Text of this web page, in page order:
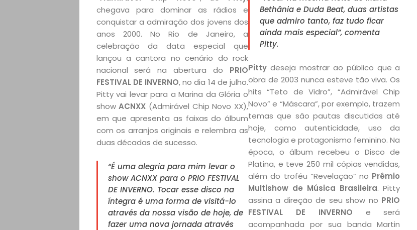
chegava para dominar as rádios e
conquistar a admiração dos jovens dos
anos 2000. No Rio de Janeiro, a
celebração da data especial que
lançou a cantora no cenário do rock
nacional será na abertura do PRIO
FESTIVAL DE INVERNO, no dia 14 de julho.
Pitty vai levar para a Marina da Glória o
showACNXX (Admirável Chip Novo XX),
em que apresenta as faixas do álbum
com os arranjos originais e relembra as
duas décadas de sucesso.
“É uma alegria para mim levar o
show ACNXX para o PRIO FESTIVAL
DE INVERNO. Tocar esse disco na
íntegra é uma forma de visitá-lo
através da nossa visão de hoje, de
fazer uma nova jornada através
Bethânia e Duda Beat, duas artistas
que admiro tanto, faz tudo ficar
ainda mais especial”, comenta
Pitty.
Pitty deseja mostrar ao público que a
obra de 2003 nunca esteve tão viva. Os
hits “Teto de Vidro”, “Admirável Chip
Novo” e “Máscara”, por exemplo, trazem
temas que são pautas discutidas até
hoje, como autenticidade, uso da
tecnologia e protagonismo feminino. Na
época, o álbum recebeu o Disco de
Platina, e teve 250 mil cópias vendidas,
além do troféu “Revelação” no Prêmio
Multishow de Música Brasileira. Pitty
assina a direção de seu show no PRIO
FESTIVAL DE INVERNO e será
acompanhada por sua banda Martin